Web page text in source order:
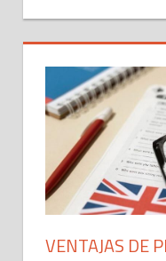
VENTAJAS DE